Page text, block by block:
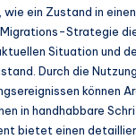
wie ein Zustand in
Strategie
Situation und
Durch die
können
in handhabbare
bietet einen